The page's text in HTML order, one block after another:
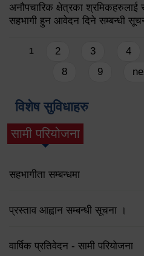
अनौपचारिक क्षेत्रका श्रमिकहरुलाई
सहभागी हुन आवेदन दिने सम्बन्धी
Pages
1 2 3 4
8
9
विशेष सुविधाहरु
सामी परियोजना
(active tab)
सहभागीता सम्बन्धमा
प्रस्ताव आह्वान सम्बन्धी सूचना ।
वार्षिक प्रतिवेदन - सामी परियोजना